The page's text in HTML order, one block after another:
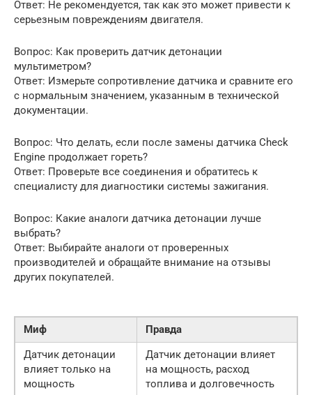
Ответ: Не рекомендуется, так как это может привести к
серьезным повреждениям двигателя.
Вопрос: Как проверить датчик детонации
мультиметром?
Ответ: Измерьте сопротивление датчика и сравните его
с нормальным значением, указанным в технической
документации.
Вопрос: Что делать, если после замены датчика Check
Engine продолжает гореть?
Ответ: Проверьте все соединения и обратитесь к
специалисту для диагностики системы зажигания.
Вопрос: Какие аналоги датчика детонации лучше
выбрать?
Ответ: Выбирайте аналоги от проверенных
производителей и обращайте внимание на отзывы
других покупателей.
Миф
Правда
Датчик детонации
влияет только на
мощность
Датчик детонации влияет
на мощность, расход
топлива и долговечность